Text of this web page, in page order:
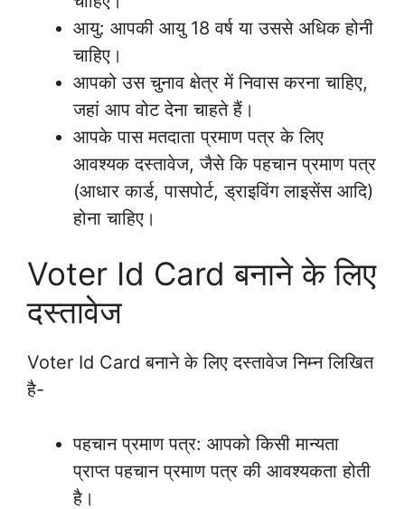
आयु: आपकी आयु 18 वर्ष या उससे अधिक होनी
चाहिए।
आपको उस चुनाव क्षेत्र में निवास करना चाहिए,
जहां आप वोट देना चाहते हैं।
आपके पास मतदाता प्रमाण पत्र के लिए
आवश्यक दस्तावेज, जैसे कि पहचान प्रमाण पत्र
(आधार कार्ड, पासपोर्ट, ड्राइविंग लाइसेंस आदि)
होना चाहिए।
Voter Id Card बनाने के लिए
दस्तावेज
Voter Id Card बनाने के लिए दस्तावेज निम्न लिखित
है-
पहचान प्रमाण पत्र: आपको किसी मान्यता
प्राप्त पहचान प्रमाण पत्र की आवश्यकता होती
है।